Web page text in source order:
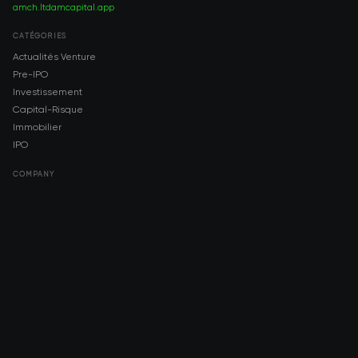
amch.ltdamcapital.app
CATÉGORIES
Actualités Venture
Pre-IPO
Investissement
Capital-Risque
Immobilier
IPO
COMPANY